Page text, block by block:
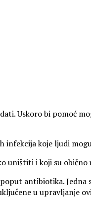
Uskoro bi pomoć
infekcija koje ljudi
i koji su
antibiotika. Jedna
u upravljanje